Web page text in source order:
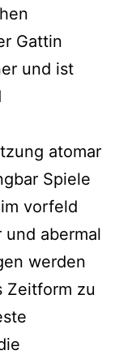
Gattin
und ist
atomar
Spiele
vorfeld
abermal
werden
Zeitform zu